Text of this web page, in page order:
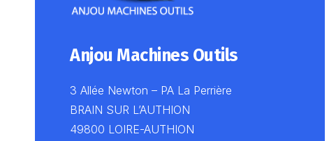
Anjou Machines Outils
3 Allée Newton – PA La Perrière
BRAIN SUR L’AUTHION
49800 LOIRE-AUTHION